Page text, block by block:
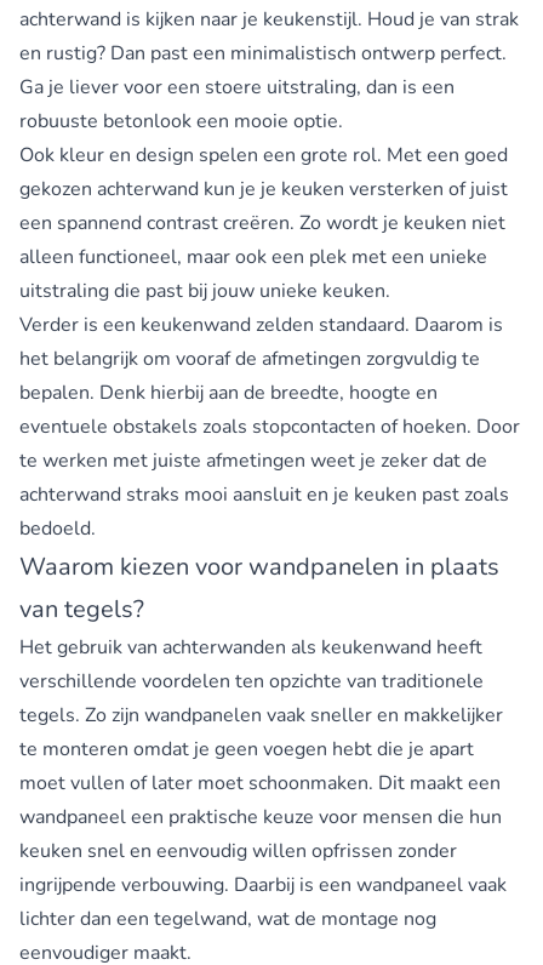
achterwand is kijken naar je keukenstijl. Houd je van strak
en rustig? Dan past een minimalistisch ontwerp perfect.
Ga je liever voor een stoere uitstraling, dan is een
robuuste betonlook een mooie optie.
Ook kleur en design spelen een grote rol. Met een goed
gekozen achterwand kun je je keuken versterken of juist
een spannend contrast creëren. Zo wordt je keuken niet
alleen functioneel, maar ook een plek met een unieke
uitstraling die past bij jouw unieke keuken.
Verder is een keukenwand zelden standaard. Daarom is
het belangrijk om vooraf de afmetingen zorgvuldig te
bepalen. Denk hierbij aan de breedte, hoogte en
eventuele obstakels zoals stopcontacten of hoeken. Door
te werken met juiste afmetingen weet je zeker dat de
achterwand straks mooi aansluit en je keuken past zoals
bedoeld.
Waarom kiezen voor wandpanelen in plaats
van tegels?
Het gebruik van achterwanden als keukenwand heeft
verschillende voordelen ten opzichte van traditionele
tegels. Zo zijn wandpanelen vaak sneller en makkelijker
te monteren omdat je geen voegen hebt die je apart
moet vullen of later moet schoonmaken. Dit maakt een
wandpaneel een praktische keuze voor mensen die hun
keuken snel en eenvoudig willen opfrissen zonder
ingrijpende verbouwing. Daarbij is een wandpaneel vaak
lichter dan een tegelwand, wat de montage nog
eenvoudiger maakt.